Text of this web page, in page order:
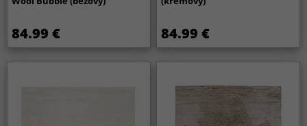
84.99 € 84.99 €